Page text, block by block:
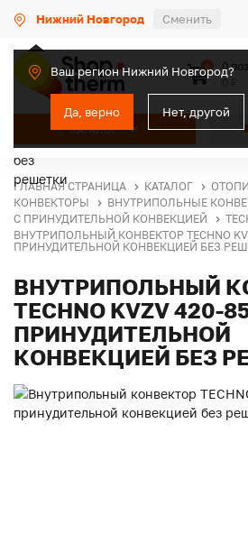
Нижний Новгород Сменить
Ваш регион Нижний Новгород?
Да, верно Нет, другой
КАТАЛОГ
0
0
ГЛАВНАЯ СТРАНИЦА КАТАЛОГ
КОНВЕКТОРЫ
ВНУТРИПОЛЬНЫЕ
С ПРИНУДИТЕЛЬНОЙ КОНВЕКЦИЕЙ
ВНУТРИПОЛЬНЫЙ КОНВЕКТОР TECHNO
ПРИНУДИТЕЛЬНОЙ КОНВЕКЦИЕЙ БЕЗ
ВНУТРИПОЛЬНЫЙ
TECHNO KVZV 420-
ПРИНУДИТЕЛЬНОЙ
КОНВЕКЦИЕЙ БЕЗ